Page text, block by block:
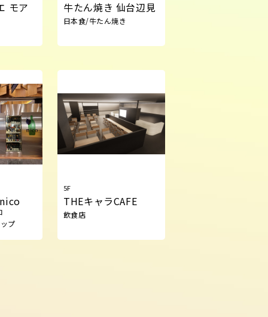
モア 牛たん焼き 仙台辺見
日本食/牛たん焼き
プ
5F
THEキャラCAFE
飲食店